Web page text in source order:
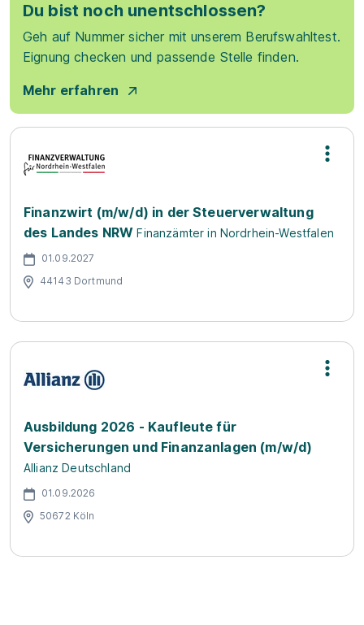
Du bist noch unentschlossen?
Geh auf Nummer sicher mit unserem Berufswahltest.
Eignung checken und passende Stelle finden.
Mehr erfahren
Finanzwirt (m/w/d) in der Steuerverwaltung
des Landes NRW Finanzämter in Nordrhein-Westfalen
01.09.2027
44143 Dortmund
Ausbildung 2026 - Kaufleute für
Versicherungen und Finanzanlagen (m/w/d)
Allianz Deutschland
01.09.2026
50672 Köln